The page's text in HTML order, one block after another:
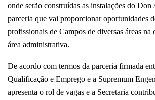
onde serão construídas as instalações do
parceria que vai proporcionar oportunidades
profissionais de Campos de diversas áreas na
área administrativa.
De acordo com termos da parceria firmada
Qualificação e Emprego e a Supremum
apresenta o rol de vagas e a Secretaria